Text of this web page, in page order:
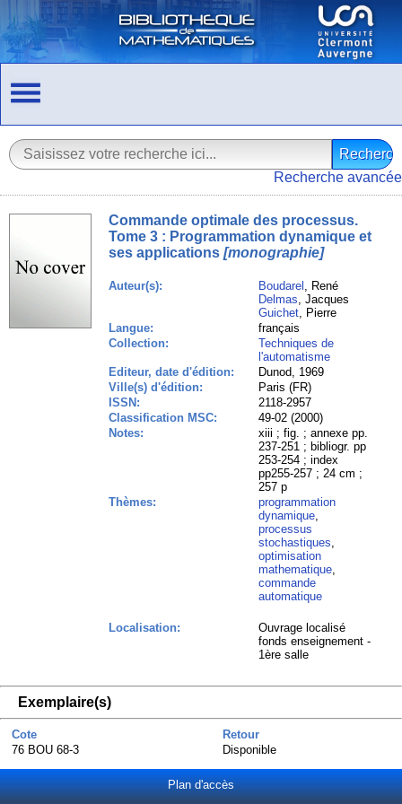
Recherche avancée
Commande optimale des processus.
Tome 3 : Programmation dynamique et
ses applications [monographie]
Auteur(s): Boudarel , René
Delmas, Jacques
Guichet, Pierre
Langue:
français
Collection:
Techniques de
l'automatisme
Editeur, date d'édition:
Dunod, 1969
Ville(s) d'édition:
Paris (FR)
ISSN:
2118-2957
Classification MSC:
49-02 (2000)
Notes:
xiii ; fig. ; annexe pp.
237-251 ; bibliogr. pp
253-254 ; index
pp255-257 ; 24 cm ;
257 p
Thèmes:
programmation
dynamique,
processus
stochastiques,
optimisation
mathematique,
commande
automatique
Localisation:
Ouvrage localisé
fonds enseignement -
1ère salle
Exemplaire(s)
Cote
Retour
76 BOU 68-3
Disponible
Plan d'accès